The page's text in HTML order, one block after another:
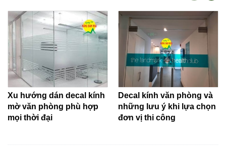
Xu hướng dán decal kính
mờ văn phòng phù hợp
mọi thời đại
Decal kính văn phòng và
những lưu ý khi lựa chọn
đơn vị thi công